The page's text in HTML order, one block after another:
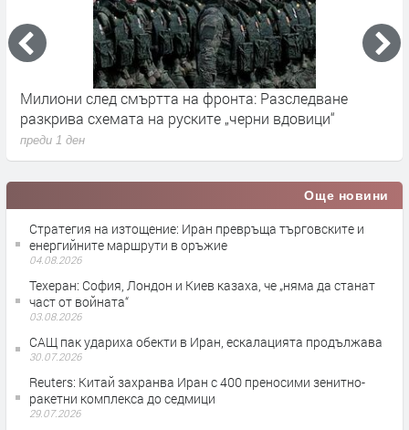
Милиони след смъртта на фронта: Разследване
разкрива схемата на руските „черни вдовици“
преди 1 ден
Още новини
Стратегия на изтощение: Иран превръща търговските и
енергийните маршрути в оръжие
04.08.2026
Teхеран: София, Лондон и Киев казаха, че „няма да станат
част от войната“
03.08.2026
САЩ пак удариха обекти в Иран, ескалацията продължава
30.07.2026
Reuters: Китай захранва Иран с 400 преносими зенитно-
ракетни комплекса до седмици
29.07.2026